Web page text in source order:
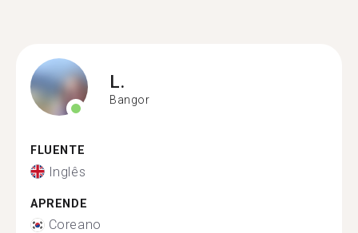
L.
Bangor
FLUENTE
Inglês
APRENDE
Coreano